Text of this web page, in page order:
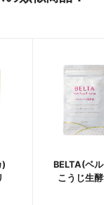
)
BELTA(ベ
こうじ生